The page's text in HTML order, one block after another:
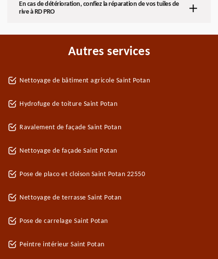
En cas de détérioration, confiez la réparation de vos tuiles de
rive à RD PRO
Autres services
Nettoyage de bâtiment agricole Saint Potan
Hydrofuge de toiture Saint Potan
Ravalement de façade Saint Potan
Nettoyage de façade Saint Potan
Pose de placo et cloison Saint Potan 22550
Nettoyage de terrasse Saint Potan
Pose de carrelage Saint Potan
Peintre intérieur Saint Potan